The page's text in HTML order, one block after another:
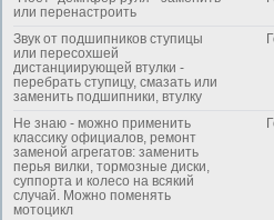
или перенастроить
Звук от подшипников ступицы
или пересохшей
дистанциирующей втулки -
перебрать ступицу, смазать или
заменить подшипники, втулку
Не знаю - можно применить
классику официалов, ремонт
заменой агрегатов: заменить
перья вилки, тормозные диски,
суппорта и колесо на всякий
случай. Можно поменять
мотоцикл